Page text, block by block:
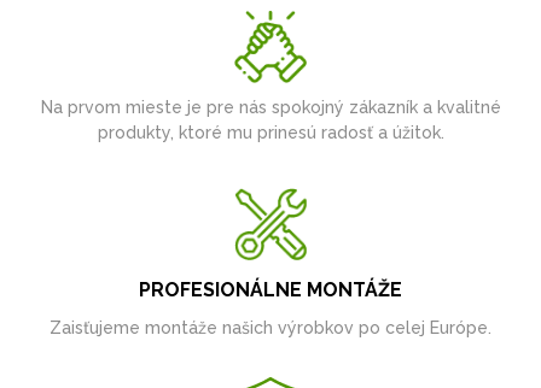
Na prvom mieste je pre nás spokojný zákazník a kvalitné
produkty, ktoré mu prinesú radosť a úžitok.
PROFESIONÁLNE MONTÁŽE
Zaisťujeme montáže našich výrobkov po celej Európe.